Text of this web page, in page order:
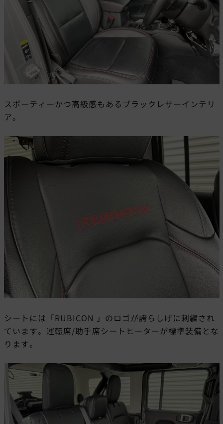
スポーティーかつ高級感もあるブラックレザーインテリ
ア。
シートには「RUBICON 」のロゴが誇らしげに刺繍され
ています。運転席/助手席シートヒーターが標準装備とな
ります。